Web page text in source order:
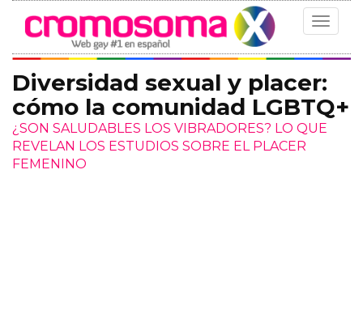
Toggle
Diversidad sexual y placer:
cómo la comunidad LGBTQ+
¿SON SALUDABLES LOS VIBRADORES? LO QUE
REVELAN LOS ESTUDIOS SOBRE EL PLACER
FEMENINO